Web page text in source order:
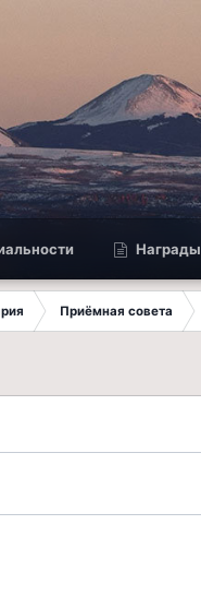
Награды
Приёмная совета